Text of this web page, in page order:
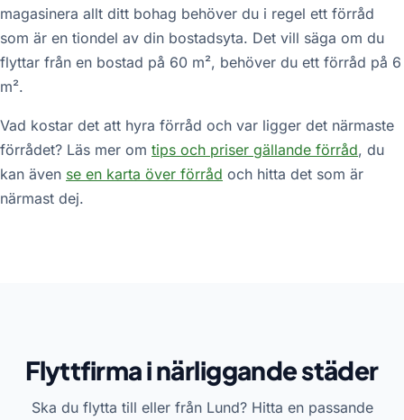
magasinera allt ditt bohag behöver du i regel ett förråd
som är en tiondel av din bostadsyta. Det vill säga om du
flyttar från en bostad på 60 m², behöver du ett förråd på 6
m².
Vad kostar det att hyra förråd och var ligger det närmaste
förrådet? Läs mer om tips och priser gällande förråd, du
kan även se en karta över förråd och hitta det som är
närmast dej.
Flyttfirma i närliggande städer
Ska du flytta till eller från Lund? Hitta en passande